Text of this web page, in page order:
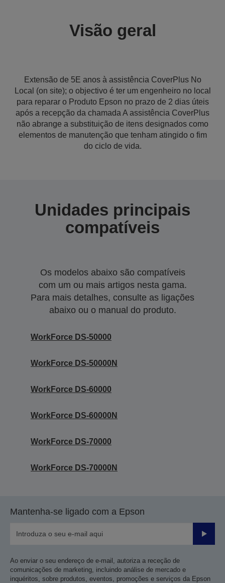
Visão geral
Extensão de 5E anos à assistência CoverPlus No
Local (on site); o objectivo é ter um engenheiro no local
para reparar o Produto Epson no prazo de 2 dias úteis
após a recepção da chamada A assistência CoverPlus
não abrange a substituição de itens designados como
elementos de manutenção que tenham atingido o fim
do ciclo de vida.
Unidades principais
compatíveis
Os modelos abaixo são compatíveis
com um ou mais artigos nesta gama.
Para mais detalhes, consulte as ligações
abaixo ou o manual do produto.
WorkForce DS-50000
WorkForce DS-50000N
WorkForce DS-60000
WorkForce DS-60000N
WorkForce DS-70000
WorkForce DS-70000N
Mantenha-se ligado com a Epson
Enviar
Ao enviar o seu endereço de e-mail, autoriza a receção de
comunicações de marketing, incluindo análise de mercado e
inquéritos, sobre produtos, eventos, promoções e serviços da Epson